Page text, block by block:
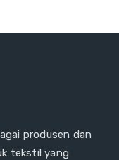
produsen dan
tekstil yang